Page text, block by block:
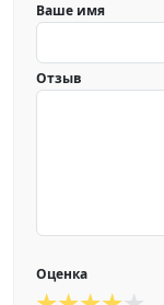
Ваше имя
Отзыв
Оценка